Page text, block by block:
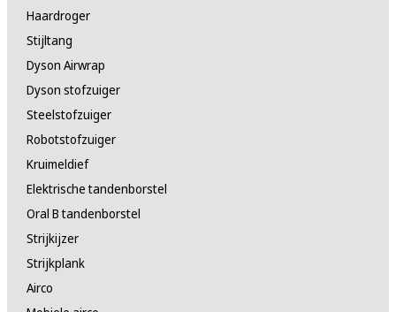
Haardroger
Stijltang
Dyson Airwrap
Dyson stofzuiger
Steelstofzuiger
Robotstofzuiger
Kruimeldief
Elektrische tandenborstel
Oral B tandenborstel
Strijkijzer
Strijkplank
Airco